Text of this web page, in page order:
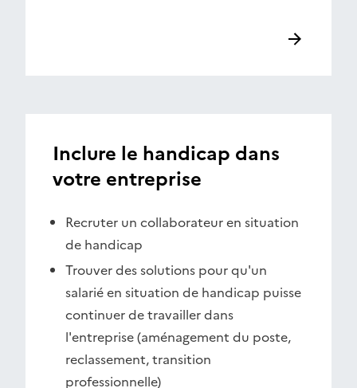
Inclure le handicap dans
votre entreprise
Recruter un collaborateur en situation
de handicap
Trouver des solutions pour qu'un
salarié en situation de handicap puisse
continuer de travailler dans
l'entreprise (aménagement du poste,
reclassement, transition
professionnelle)